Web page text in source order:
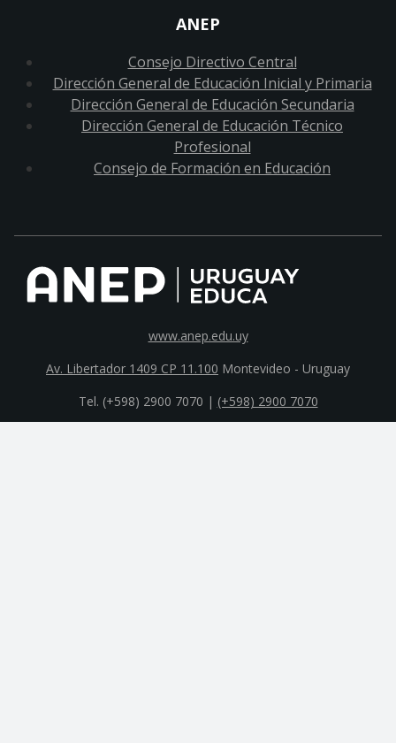
ANEP
Consejo Directivo Central
Dirección General de Educación Inicial y Primaria
Dirección General de Educación Secundaria
Dirección General de Educación Técnico
Profesional
Consejo de Formación en Educación
www.anep.edu.uy
Av. Libertador 1409 CP 11.100 Montevideo - Uruguay
Tel. (+598) 2900 7070 | (+598) 2900 7070